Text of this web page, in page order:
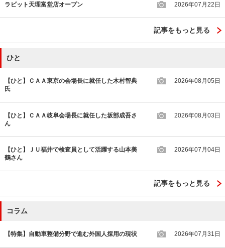
ラビット天理富堂店オープン 2026年07月22日
記事をもっと見る
ひと
【ひと】ＣＡＡ東京の会場長に就任した木村智典
氏
2026年08月05日
【ひと】ＣＡＡ岐阜会場長に就任した坂部成吾さ
ん
2026年08月03日
【ひと】ＪＵ福井で検査員として活躍する山本美
鶴さん
2026年07月04日
記事をもっと見る
コラム
【特集】自動車整備分野で進む外国人採用の現状 2026年07月31日